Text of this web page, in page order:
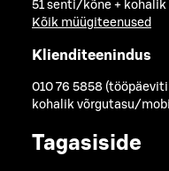
51 senti/kõne +
Kõik müügiteenused
Klienditeenindus
010 76 5858
kohalik võrgutasu/
Tagasiside